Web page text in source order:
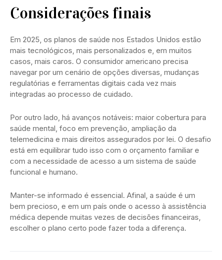
Considerações finais
Em 2025, os planos de saúde nos Estados Unidos estão
mais tecnológicos, mais personalizados e, em muitos
casos, mais caros. O consumidor americano precisa
navegar por um cenário de opções diversas, mudanças
regulatórias e ferramentas digitais cada vez mais
integradas ao processo de cuidado.
Por outro lado, há avanços notáveis: maior cobertura para
saúde mental, foco em prevenção, ampliação da
telemedicina e mais direitos assegurados por lei. O desafio
está em equilibrar tudo isso com o orçamento familiar e
com a necessidade de acesso a um sistema de saúde
funcional e humano.
Manter-se informado é essencial. Afinal, a saúde é um
bem precioso, e em um país onde o acesso à assistência
médica depende muitas vezes de decisões financeiras,
escolher o plano certo pode fazer toda a diferença.